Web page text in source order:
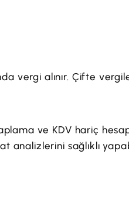
vergi alınır. Çifte
ve KDV hariç
analizlerini sağlıklı